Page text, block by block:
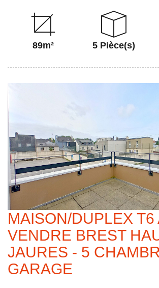
89m² 5 Pièce(s)
MAISON/DUPLEX T6
VENDRE BREST
JAURES - 5
GARAGE